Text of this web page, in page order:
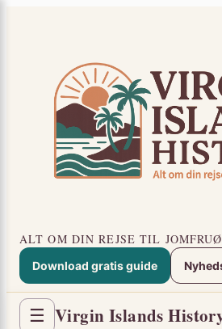
ALT OM DIN REJSE TIL
Download gratis guide
☰ Virgin Islands